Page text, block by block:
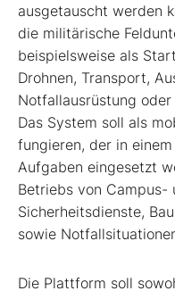
ausgetauscht werden
die militärische
beispielsweise als
Drohnen, Transport,
Notfallausrüstung
Das System soll als
fungieren, der in
Aufgaben eingesetzt
Betriebs von Campus-
Sicherheitsdienste,
sowie
Die Plattform soll